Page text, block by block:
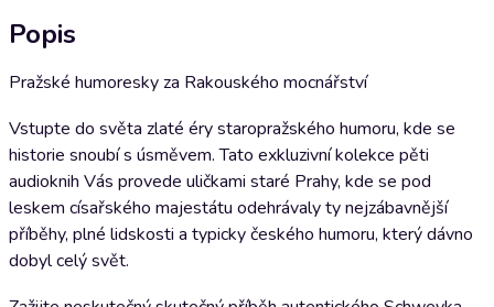
Popis
Pražské humoresky za Rakouského mocnářství
Vstupte do světa zlaté éry staropražského humoru, kde se
historie snoubí s úsměvem. Tato exkluzivní kolekce pěti
audioknih Vás provede uličkami staré Prahy, kde se pod
leskem císařského majestátu odehrávaly ty nejzábavnější
příběhy, plné lidskosti a typicky českého humoru, který dávno
dobyl celý svět.